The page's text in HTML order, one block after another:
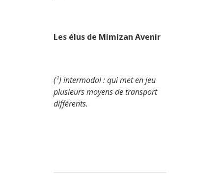
Les élus de Mimizan Avenir
(¹) intermodal : qui met en jeu
plusieurs moyens de transport
différents.